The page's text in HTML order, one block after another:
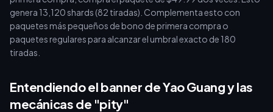
genera 13,120 shards (82 tiradas). Complementa esto con
paquetes más pequeños de bono de primera compra o
paquetes regulares para alcanzar el umbral exacto de 180
tiradas.
Entendiendo el banner de Yao Guang y las
mecánicas de "pity"